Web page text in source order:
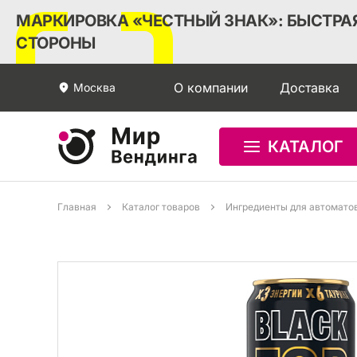
МАРКИРОВКА «ЧЕСТНЫЙ ЗНАК»:
СТОРОНЫ
Москва О компании Доставка
КАТАЛОГ
Главная Каталог товаров Ингредиенты для